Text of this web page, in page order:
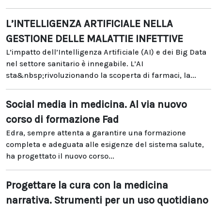
L’INTELLIGENZA ARTIFICIALE NELLA
GESTIONE DELLE MALATTIE INFETTIVE
L’impatto dell’Intelligenza Artificiale (AI) e dei Big Data
nel settore sanitario è innegabile. L’AI
sta&nbsp;rivoluzionando la scoperta di farmaci, la...
Social media in medicina. Al via nuovo
corso di formazione Fad
Edra, sempre attenta a garantire una formazione
completa e adeguata alle esigenze del sistema salute,
ha progettato il nuovo corso...
Progettare la cura con la medicina
narrativa. Strumenti per un uso quotidiano